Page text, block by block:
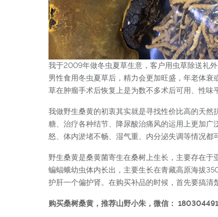
我于2009年做冬虫夏草生意，客户用虫草除送礼
男性食用冬虫夏草后，精力会更加旺盛，年老体
草在肿瘤手术后恢复上是为数不多术后可用、性味
我做野生桑黄的初衷其实就是寻找性价比高的天
糖、治疗各种结节、降尿酸治痛风的运用上更加
怒、体内淤堵不畅、湿气重、内分泌失调等情况都
野生桑黄是桑黄菌寄生在桑树上生长，主要存在
蝙蝠蛾幼虫体内长出，主要生长在青藏高原海拔
护肝一个偏护肾。在购买补品的时候，首先要搞清
购买桑树桑黄，推荐山野小朱，微信：